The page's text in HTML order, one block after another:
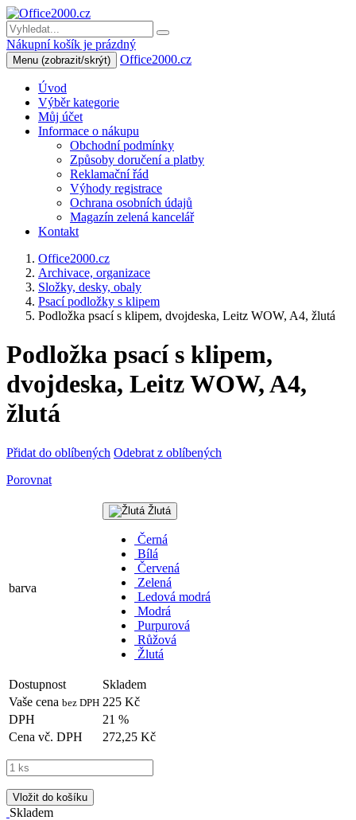
Nákupní košík je prázdný
Menu (zobrazit/skrýt) Office2000.cz
Úvod
Výběr kategorie
Můj účet
Informace o nákupu
Obchodní podmínky
Způsoby doručení a platby
Reklamační řád
Výhody registrace
Ochrana osobních údajů
Magazín zelená kancelář
Kontakt
Office2000.cz
Archivace, organizace
Složky, desky, obaly
Psací podložky s klipem
Podložka psací s klipem, dvojdeska, Leitz WOW, A4, žlutá
Podložka psací s klipem,
dvojdeska, Leitz WOW, A4,
žlutá
Přidat do oblíbených Odebrat z oblíbených
Porovnat
barva
Žlutá
Černá
Bílá
Červená
Zelená
Ledová modrá
Modrá
Purpurová
Růžová
Žlutá
Dostupnost
Skladem
Vaše cena bez DPH 225 Kč
DPH
21 %
Cena vč. DPH
272,25 Kč
Vložit do košíku
Skladem